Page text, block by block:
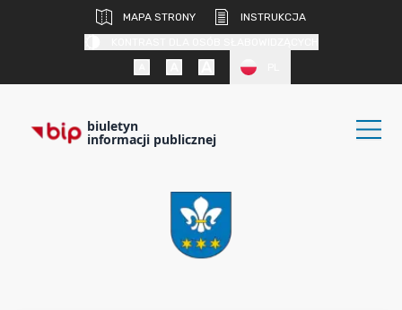
MAPA STRONY
INSTRUKCJA
biuletyn
informacji publicznej